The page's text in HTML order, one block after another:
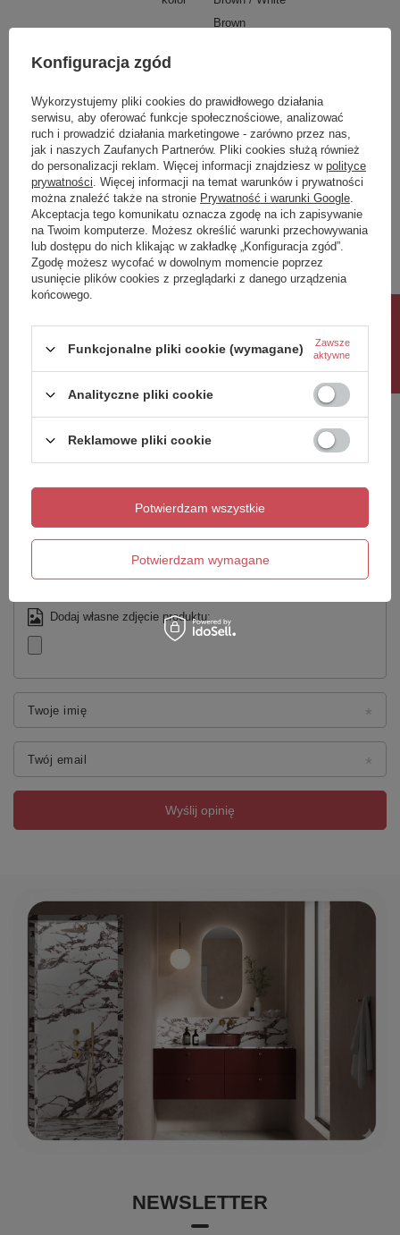
Brown
Przeznaczenie Indoor
Wykończenie nóg 0
Czy wymagany montaż 0
Dostępność
Produkt na zamówienie! Zapytaj
o czas oczekiwania i dostępność
produktu.
Potrzebujesz pomocy? Masz pytania?
Zadaj pytanie a my odpowiemy niezwłocznie,
najciekawsze pytania i odpowiedzi publikując
Napisz swoją opinię
Dodaj własne zdjęcie produktu:
Twoje imię
Twój email
Wyślij opinię
NEWSLETTER
Konfiguracja zgód
Wykorzystujemy pliki cookies do prawidłowego działania
serwisu, aby oferować funkcje społecznościowe, analizować
ruch i prowadzić działania marketingowe - zarówno przez nas,
jak i naszych Zaufanych Partnerów. Pliki cookies służą również
do personalizacji reklam. Więcej informacji znajdziesz w polityce
prywatności . Więcej informacji na temat warunków i prywatności
można znaleźć także na stronie Prywatność i warunki Google
Akceptacja tego komunikatu oznacza zgodę na ich zapisywanie
na Twoim komputerze. Możesz określić warunki przechowywania
lub dostępu do nich klikając w zakładkę „Konfiguracja zgód”.
Zgodę możesz wycofać w dowolnym momencie poprzez
usunięcie plików cookies z przeglądarki z danego urządzenia
końcowego.
Funkcjonalne pliki cookie (wymagane)
Zawsze
aktywne
Analityczne pliki cookie
Reklamowe pliki cookie
Potwierdzam wymagane
Potwierdzam wszystkie